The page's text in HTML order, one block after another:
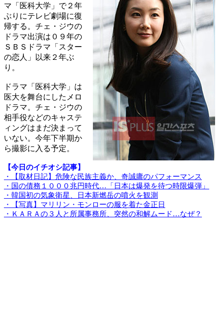
マ「医科大学」で２年
ぶりにテレビ劇場に復
帰する。チェ・ジウの
ドラマ出演は０９年の
ＳＢＳドラマ「スター
の恋人」以来２年ぶ
り。
ドラマ「医科大学」は
医大を舞台にしたメロ
ドラマ。チェ・ジウの
相手役などのキャステ
ィングはまだ決まって
いない。今年下半期か
ら撮影に入る予定。
【今日のイチオシ記事】
・【取材日記】危険な民族主義か、奇誠庸のパフォーマンス
・国の債務１０００兆円時代…「日本は爆発を待つ時限爆弾」
・韓国初の気象衛星、日本新燃岳の噴火を観測
・【写真】マリリン・モンローの服を着た金正日
・ＫＡＲＡの３人と所属事務所、突然の和解ムード…なぜ？